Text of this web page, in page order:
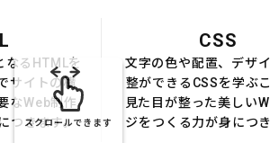
なるHTMLを
サイトの構
なWeb制作
つきます。
CSS
文字の色や配置、デザ
整ができるCSSを学ぶ
見た目が整った美しい
ジをつくる力が身につ
スクロールできます